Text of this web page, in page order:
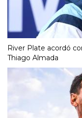
River Plate acordó
Thiago Almada